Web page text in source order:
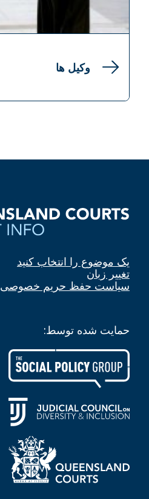
وکیل ها
یک موضوع را انتخاب کنید
تغییر زبان
سیاست حفظ حریم خصوصی
حمایت شده توسط: